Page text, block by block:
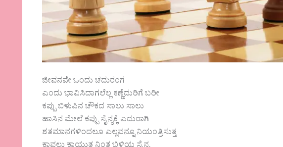
ಜೀವನವೇ ಒಂದು ಚದುರಂಗ
ಎಂದು ಭಾವಿಸಿದಾಗಲೆಲ್ಲ ಕಣ್ಣೆದುರಿಗೆ ಬರೀ
ಕಪ್ಪು ಬಿಳುಪಿನ ಚೌಕದ ಸಾಲು ಸಾಲು
ಹಾಸಿನ ಮೇಲೆ ಕಪ್ಪು ಸೈನ್ಯಕ್ಕೆ ಎದುರಾಗಿ
ಶತಮಾನಗಳಿಂದಲೂ ಎಲ್ಲವನ್ನೂ ನಿಯಂತ್ರಿಸುತ್ತ